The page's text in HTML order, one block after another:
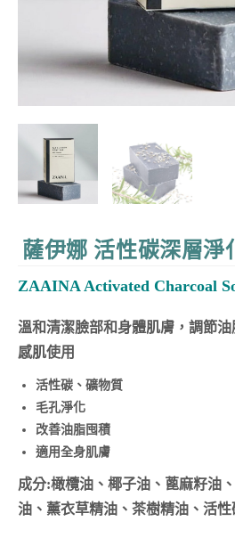
薩伊娜 活性碳深層淨
ZAAINA Activated Charcoal
溫和清潔臉部和身體肌膚，調節
感肌使用
活性碳、礦物質
毛孔淨化
改善油脂囤積
適用全身肌膚
成分:橄欖油、椰子油、蓖麻籽油
油、薰衣草精油、茶樹精油、活性